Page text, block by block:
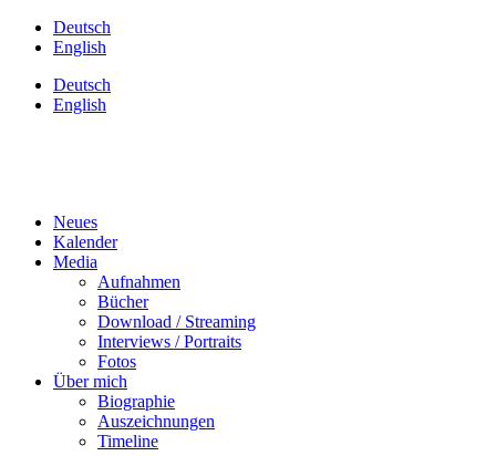
Zum
Inhalt
Deutsch
English
Deutsch
English
Neues
Kalender
Media
Aufnahmen
Bücher
Download / Streaming
Interviews / Portraits
Fotos
Über mich
Biographie
Auszeichnungen
Timeline